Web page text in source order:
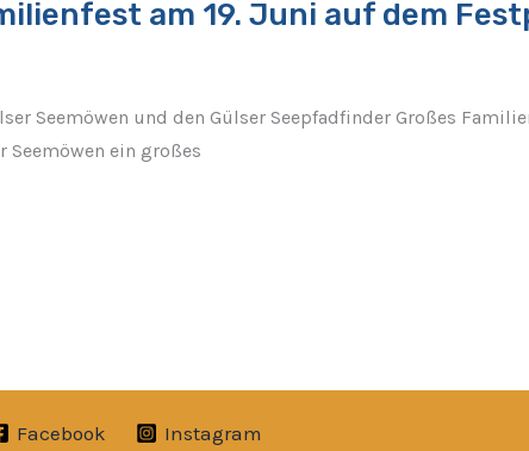
am 19. Juni auf dem
Seemöwen und den Gülser Seepfadfinder Großes
Seemöwen ein großes
Facebook Instagram